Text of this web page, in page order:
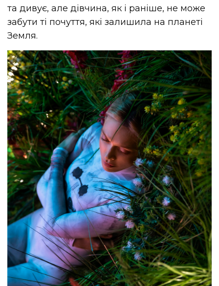
та дивує, але дівчина, як і раніше, не може
забути ті почуття, які залишила на планеті
Земля.